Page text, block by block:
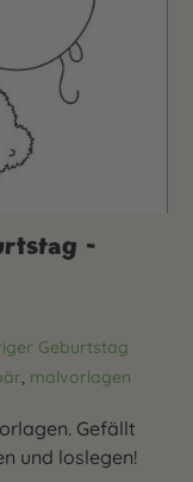
-
Geburtstag
, malvorlagen
Gefällt
und loslegen!